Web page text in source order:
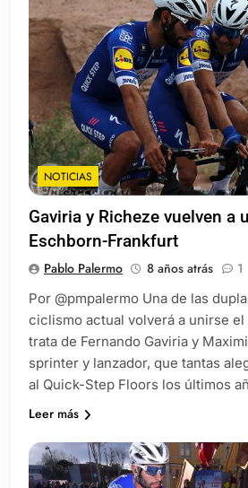
NOTICIAS
Gaviria y Richeze vuelven a
Eschborn-Frankfurt
Pablo Palermo 8 años atrás 1
Por @pmpalermo Una de las
ciclismo actual volverá a unirse
trata de Fernando Gaviria y
sprinter y lanzador, que tantas
al Quick-Step Floors los últimos
Leer más